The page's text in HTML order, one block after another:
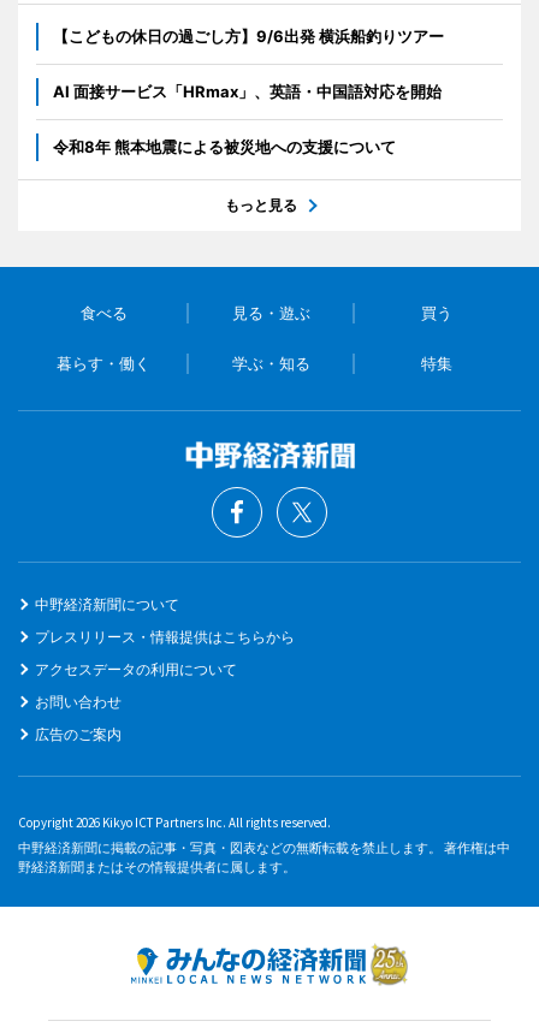
【こどもの休日の過ごし方】9/6出発 横浜船釣りツアー
AI 面接サービス「HRmax」、英語・中国語対応を開始
令和8年 熊本地震による被災地への支援について
もっと見る
食べる 見る・遊ぶ 買う
暮らす・働く 学ぶ・知る 特集
中野経済新聞について
プレスリリース・情報提供はこちらから
アクセスデータの利用について
お問い合わせ
広告のご案内
Copyright 2026 Kikyo ICT Partners Inc. All rights reserved.
中野経済新聞に掲載の記事・写真・図表などの無断転載を禁止します。 著作権は中
野経済新聞またはその情報提供者に属します。